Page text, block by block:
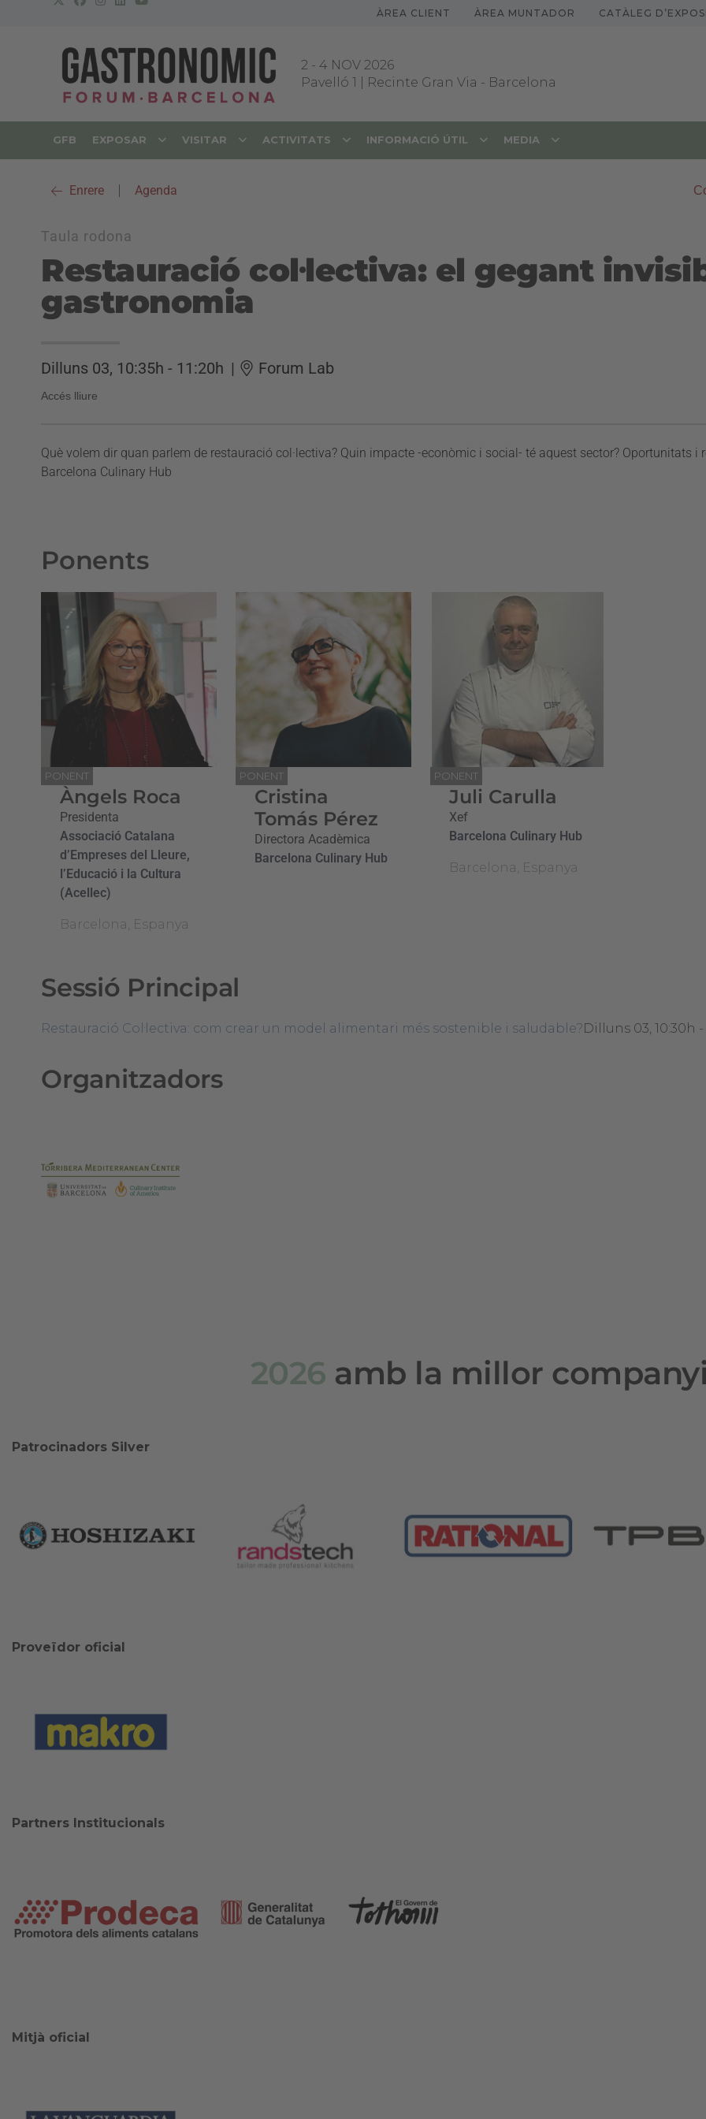
ÀREA CLIENT ÀREA MUNTADOR CATÀLEG
2 - 4 NOV 2026
Pavelló 1 | Recinte Gran Via - Barcelona
GFB EXPOSAR VISITAR ACTIVITATS INFORMACIÓ ÚTIL MEDIA
Enrere Agenda
Taula rodona
Restauració col·lectiva: el gegant
gastronomia
Dilluns 03, 10:35h - 11:20h | Forum Lab
Accés lliure
Què volem dir quan parlem de restauració col·lectiva? Quin impacte -econòmic i social- té aquest sector? Oportunitats
Barcelona Culinary Hub
Ponents
PONENT
Àngels Roca
Presidenta
Associació Catalana
d’Empreses del Lleure,
l’Educació i la Cultura
(Acellec)
Barcelona, Espanya
PONENT
Cristina
Tomás Pérez
Directora Acadèmica
Barcelona Culinary Hub
PONENT
Juli Carulla
Xef
Barcelona Culinary Hub
Barcelona, Espanya
Sessió Principal
Restauració Col·lectiva: com crear un model alimentari més sostenible i saludable? Dilluns 03, 10:30h
Organitzadors
2026 amb la millor
Patrocinadors Silver
Proveïdor oficial
Partners Institucionals
Mitjà oficial